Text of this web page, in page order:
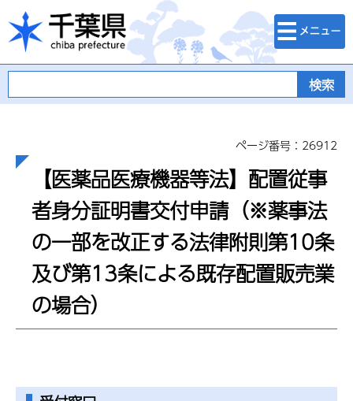
千葉県
検索・メニュ
ー
ページ番号：26912
【医薬品医療機器等法】配置従事
者身分証明書交付申請（※薬事法
の一部を改正する法律附則第10条
及び第13条による既存配置販売業
の場合）